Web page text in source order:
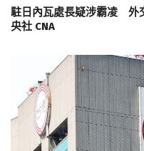
駐日內瓦處長疑涉霸凌 外
央社 CNA